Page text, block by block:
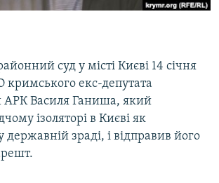
RL
суд у місті Києві 14 січня
кримського екс-депутата
АРК Василя Ганиша, який
ізоляторі в Києві як
зраді, і відправив його